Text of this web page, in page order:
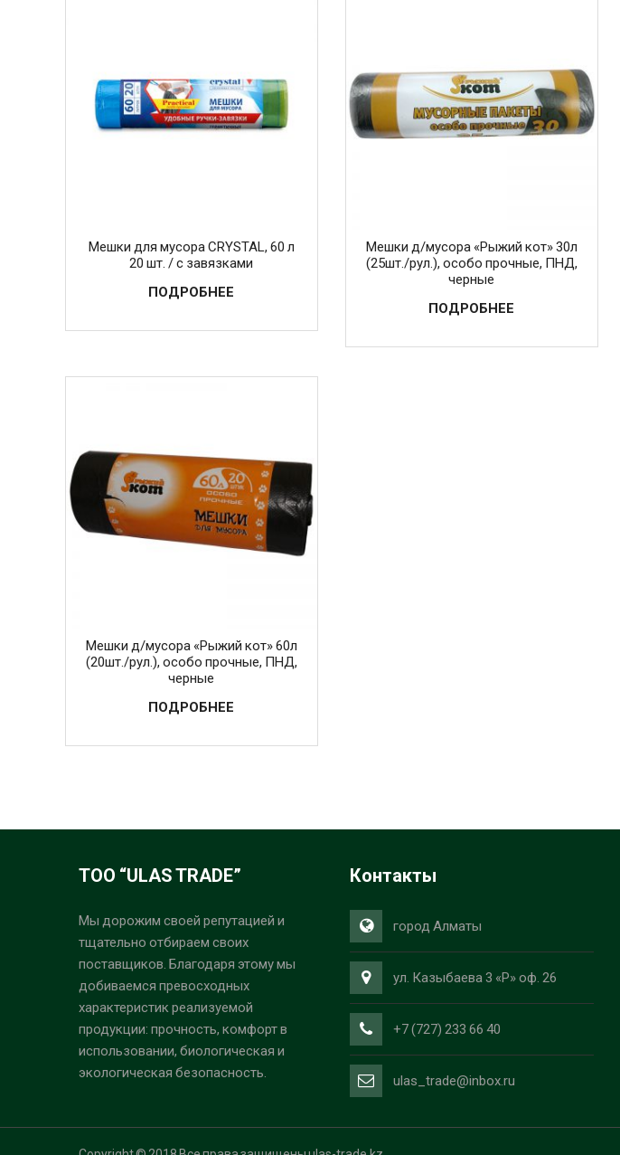
Мешки для мусора CRYSTAL, 60 л
20 шт. / с завязками
ПОДРОБНЕЕ
Мешки д/мусора «Рыжий кот» 30л
(25шт./рул.), особо прочные, ПНД,
черные
ПОДРОБНЕЕ
Мешки д/мусора «Рыжий кот» 60л
(20шт./рул.), особо прочные, ПНД,
черные
ПОДРОБНЕЕ
ТОО “ULAS TRADE”
Мы дорожим своей репутацией и
тщательно отбираем своих
поставщиков. Благодаря этому мы
добиваемся превосходных
характеристик реализуемой
продукции: прочность, комфорт в
использовании, биологическая и
экологическая безопасность.
Контакты
город Алматы
ул. Казыбаева 3 «Р» оф. 26
+7 (727) 233 66 40
ulas_trade@inbox.ru